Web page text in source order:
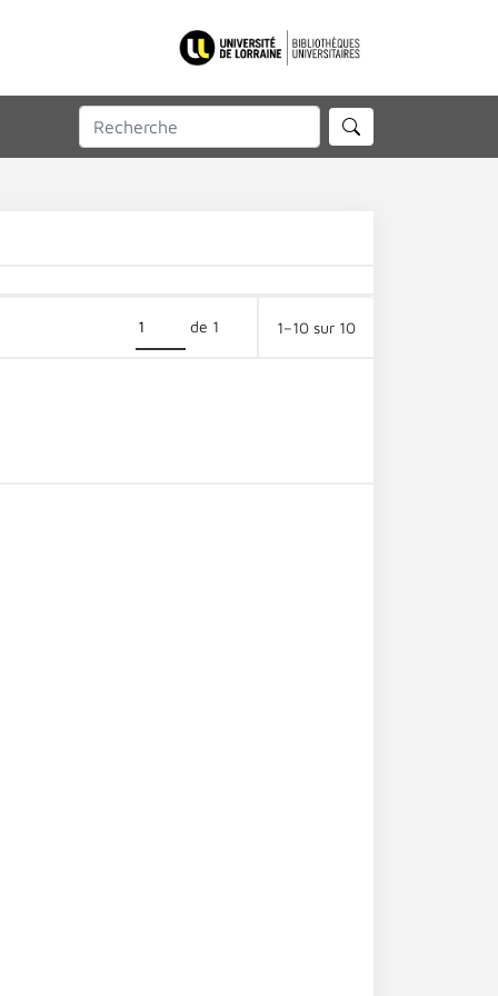
de 1 1–10 sur 10